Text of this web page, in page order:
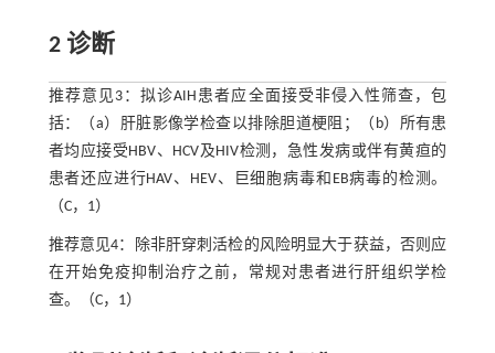
2 诊断
推荐意见3：拟诊AIH患者应全面接受非侵入性筛查，包
括：（a）肝脏影像学检查以排除胆道梗阻；（b）所有患
者均应接受HBV、HCV及HIV检测，急性发病或伴有黄疸的
患者还应进行HAV、HEV、巨细胞病毒和EB病毒的检测。
（C，1）
推荐意见4：除非肝穿刺活检的风险明显大于获益，否则应
在开始免疫抑制治疗之前，常规对患者进行肝组织学检
查。（C，1）